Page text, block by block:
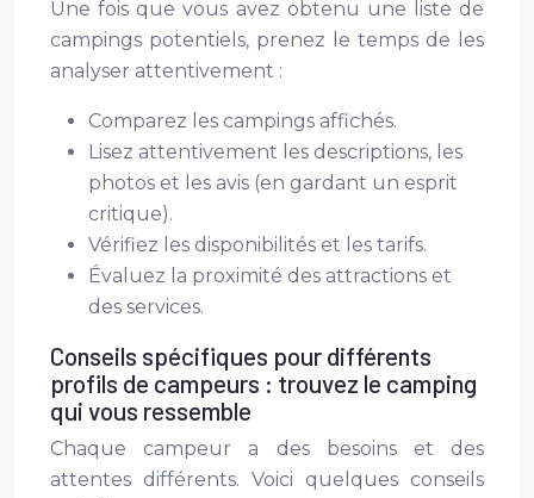
Une fois que vous avez obtenu une liste de
campings potentiels, prenez le temps de les
analyser attentivement :
Comparez les campings affichés.
Lisez attentivement les descriptions, les
photos et les avis (en gardant un esprit
critique).
Vérifiez les disponibilités et les tarifs.
Évaluez la proximité des attractions et
des services.
Conseils spécifiques pour différents
profils de campeurs : trouvez le camping
qui vous ressemble
Chaque campeur a des besoins et des
attentes différents. Voici quelques conseils